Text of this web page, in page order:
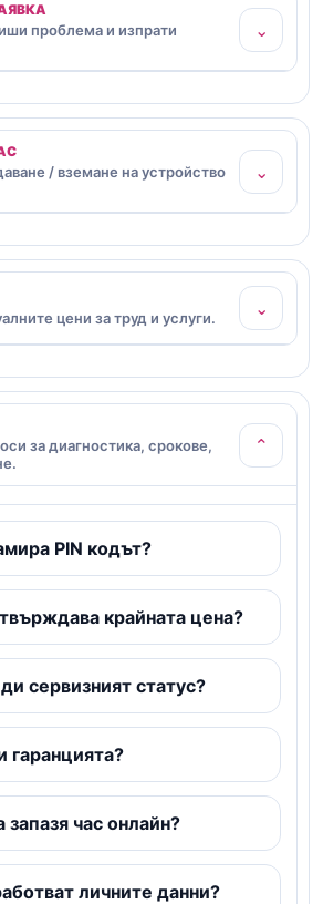
проблема и изпрати
⌄
/ вземане на устройство
⌄
цени за труд и услуги. ⌄
за диагностика, срокове,
⌄
PIN кодът?
крайната цена?
сервизният статус?
гаранцията?
час онлайн?
личните данни?